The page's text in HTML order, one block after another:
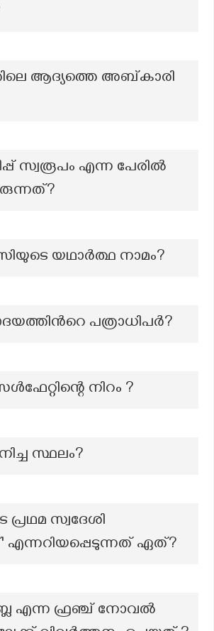
ആദ്യത്തെ അബ്കാരി
സ്വരൂപം എന്ന പേരിൽ
യഥാർത്ഥ നാമം?
പത്രാധിപര്‍?
നിറം ?
സ്ഥലം?
പ്രഥമ സ്വദേശി
എന്നറിയപ്പെടുന്നത് ഏത്?
എന്ന ഫ്രഞ്ച് നോവൽ